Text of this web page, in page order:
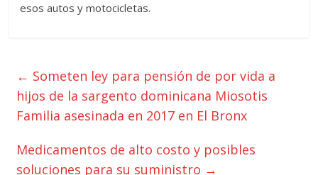
esos autos y motocicletas.
← Someten ley para pensión de por vida a
hijos de la sargento dominicana Miosotis
Familia asesinada en 2017 en El Bronx
Medicamentos de alto costo y posibles
soluciones para su suministro →